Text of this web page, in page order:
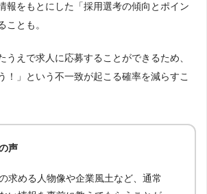
報をもとにした「採用選考の傾向とポイン
ことも。
うえで求人に応募することができるため、
！」という不一致が起こる確率を減らすこ
声
求める人物像や企業風土など、通常